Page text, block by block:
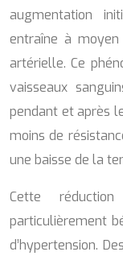
augmentation
entraîne à
artérielle. Ce
vaisseaux
pendant et après
moins de
une baisse de la
Cette
particulièrement
d’hypertension.